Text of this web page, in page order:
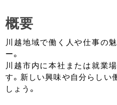
概要
川越地域で働く人や仕事の
ー。
川越市内に本社または就業
す。新しい興味や自分らしい
しょう。